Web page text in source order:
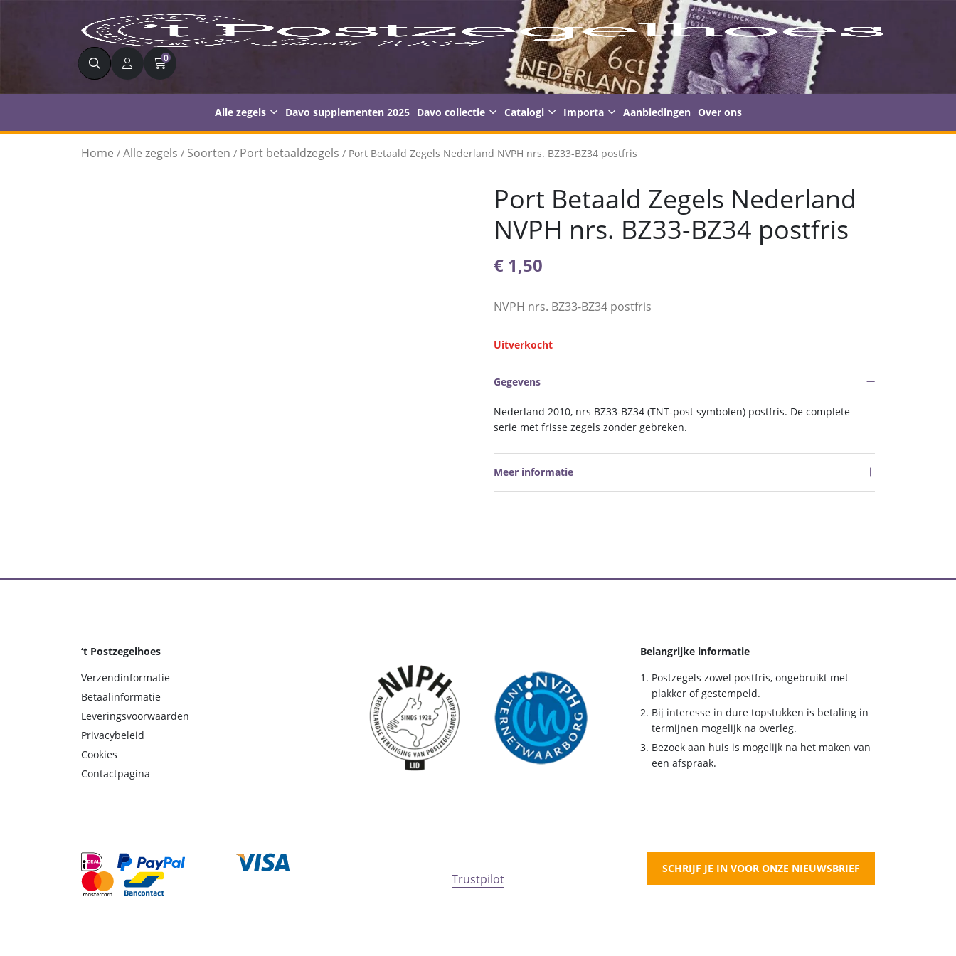
Zoeken 0
Alle zegels Davo supplementen 2025 Davo collectie Catalogi Importa Aanbiedingen Over ons
Home / Alle zegels / Soorten / Port betaaldzegels / Port Betaald Zegels Nederland NVPH nrs. BZ33-BZ34 postfris
Port Betaald Zegels Nederland
NVPH nrs. BZ33-BZ34 postfris
€ 1,50
NVPH nrs. BZ33-BZ34 postfris
Uitverkocht
Gegevens
Nederland 2010, nrs BZ33-BZ34 (TNT-post symbolen) postfris. De complete
serie met frisse zegels zonder gebreken.
Meer informatie
‘t Postzegelhoes
Verzendinformatie
Betaalinformatie
Leveringsvoorwaarden
Privacybeleid
Cookies
Contactpagina
Belangrijke informatie
Postzegels zowel postfris, ongebruikt met
plakker of gestempeld.
Bij interesse in dure topstukken is betaling in
termijnen mogelijk na overleg.
Bezoek aan huis is mogelijk na het maken van
een afspraak.
Trustpilot
SCHRIJF JE IN VOOR ONZE NIEUWSBRIEF